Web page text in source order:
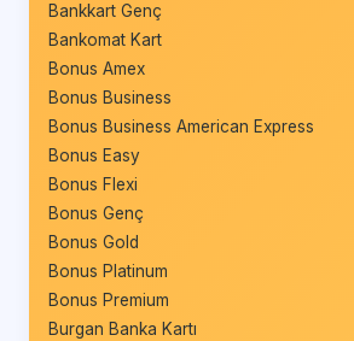
Bankkart Genç
Bankomat Kart
Bonus Amex
Bonus Business
Bonus Business American Express
Bonus Easy
Bonus Flexi
Bonus Genç
Bonus Gold
Bonus Platinum
Bonus Premium
Burgan Banka Kartı